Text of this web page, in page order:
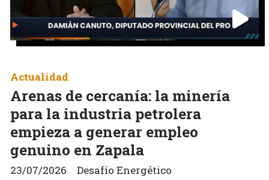
Arenas de cercanía: la minería
para la industria petrolera
empieza a generar empleo
genuino en Zapala
Desafío Energético
Actualidad
23/07/2026